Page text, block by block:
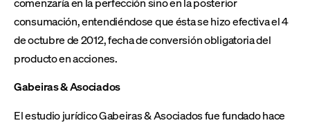
consumación, entendiéndose que ésta se hizo efectiva el 4
de octubre de 2012, fecha de conversión obligatoria del
producto en acciones.
Gabeiras & Asociados
El estudio jurídico Gabeiras & Asociados fue fundado hace